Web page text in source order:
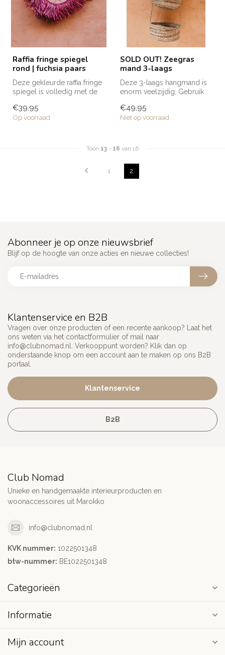
Raffia fringe spiegel
rond | fuchsia paars
Deze gekleurde raffia fringe
spiegel is volledig met de
€39,95
Op voorraad
SOLD OUT! Zeegras
mand 3-laags
Deze 3-laags hangmand is
enorm veelzijdig; Gebruik
fru...
€49,95
Niet op voorraad
Toon 13 - 16 van 16
1 2
Klantenservice en B2B
Vragen over onze producten of een recente aankoop? Laat het
ons weten via het contactformulier of mail naar
info@clubnomad.nl . Verkooppunt worden? Klik dan op
onderstaande knop om een account aan te maken op ons B2B
portaal.
Klantenservice
B2B
Abonneer je op onze nieuwsbrief
Blijf op de hoogte van onze acties en nieuwe collecties!
Club Nomad
Unieke en handgemaakte interieurproducten en
woonaccessoires uit Marokko
info@clubnomad.nl
KVK nummer: 1022501348
btw-nummer: BE1022501348
Categorieën
Informatie
Mijn account